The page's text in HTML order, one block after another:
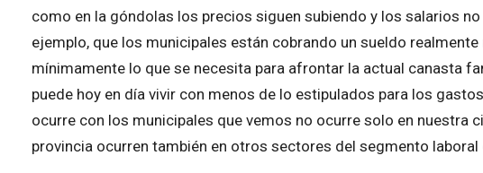
como en la góndolas los precios siguen subiendo y los salarios
ejemplo, que los municipales están cobrando un sueldo
mínimamente lo que se necesita para afrontar la actual canasta
puede hoy en día vivir con menos de lo estipulados para los
ocurre con los municipales que vemos no ocurre solo en nuestra
provincia ocurren también en otros sectores del segmento laboral